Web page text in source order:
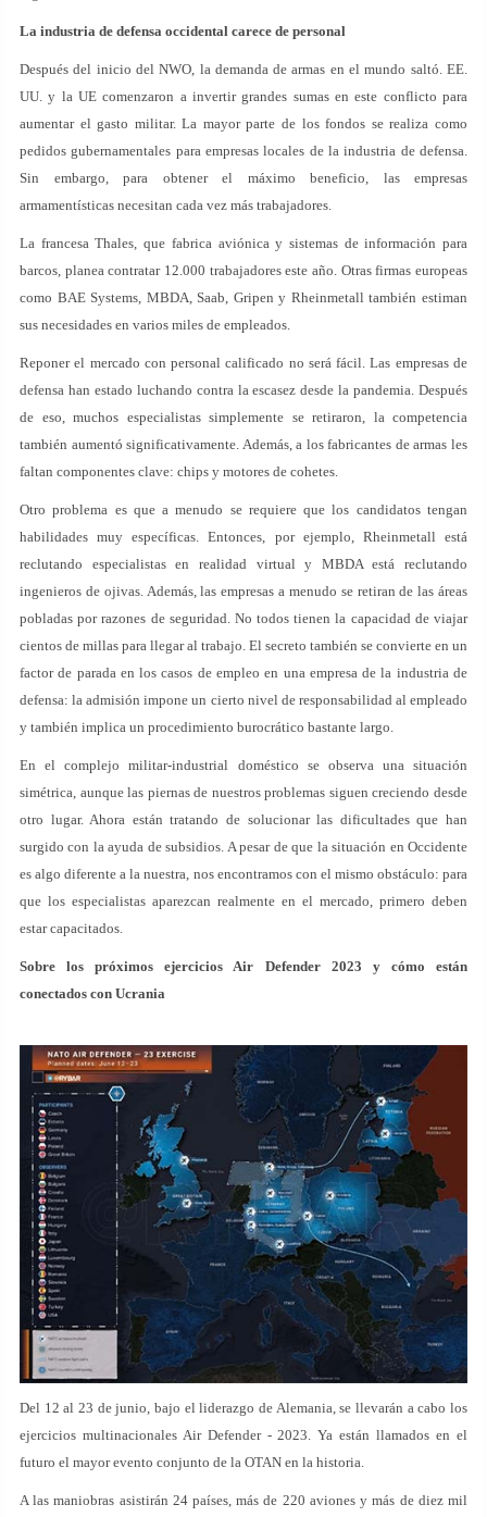
La industria de defensa occidental carece de personal
Después del inicio del NWO, la demanda de armas en el mundo saltó. EE.
UU. y la UE comenzaron a invertir grandes sumas en este conflicto para
aumentar el gasto militar. La mayor parte de los fondos se realiza como
pedidos gubernamentales para empresas locales de la industria de defensa.
Sin embargo, para obtener el máximo beneficio, las empresas
armamentísticas necesitan cada vez más trabajadores.
La francesa Thales, que fabrica aviónica y sistemas de información para
barcos, planea contratar 12.000 trabajadores este año. Otras firmas europeas
como BAE Systems, MBDA, Saab, Gripen y Rheinmetall también estiman
sus necesidades en varios miles de empleados.
Reponer el mercado con personal calificado no será fácil. Las empresas de
defensa han estado luchando contra la escasez desde la pandemia. Después
de eso, muchos especialistas simplemente se retiraron, la competencia
también aumentó significativamente. Además, a los fabricantes de armas les
faltan componentes clave: chips y motores de cohetes.
Otro problema es que a menudo se requiere que los candidatos tengan
habilidades muy específicas. Entonces, por ejemplo, Rheinmetall está
reclutando especialistas en realidad virtual y MBDA está reclutando
ingenieros de ojivas. Además, las empresas a menudo se retiran de las áreas
pobladas por razones de seguridad. No todos tienen la capacidad de viajar
cientos de millas para llegar al trabajo. El secreto también se convierte en un
factor de parada en los casos de empleo en una empresa de la industria de
defensa: la admisión impone un cierto nivel de responsabilidad al empleado
y también implica un procedimiento burocrático bastante largo.
En el complejo militar-industrial doméstico se observa una situación
simétrica, aunque las piernas de nuestros problemas siguen creciendo desde
otro lugar. Ahora están tratando de solucionar las dificultades que han
surgido con la ayuda de subsidios. A pesar de que la situación en Occidente
es algo diferente a la nuestra, nos encontramos con el mismo obstáculo: para
que los especialistas aparezcan realmente en el mercado, primero deben
estar capacitados.
Sobre los próximos ejercicios Air Defender 2023 y cómo están
conectados con Ucrania
Del 12 al 23 de junio, bajo el liderazgo de Alemania, se llevarán a cabo los
ejercicios multinacionales Air Defender - 2023. Ya están llamados en el
futuro el mayor evento conjunto de la OTAN en la historia.
A las maniobras asistirán 24 países, más de 220 aviones y más de diez mil